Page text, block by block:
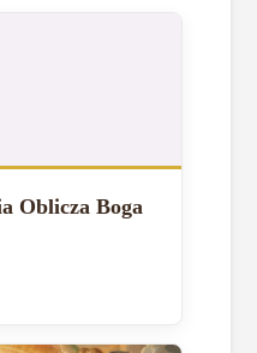
Oblicza Boga